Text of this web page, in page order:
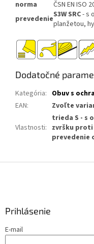
norma
ČSN EN ISO
prevedenieS3W SRC- s
planžetou,
Dodatočné
Kategória: Obuv s
EAN: Zvoľte
Vlastnosti:
trieda S - s
zvršku proti
prevedenie
Prihlásenie
E-mail